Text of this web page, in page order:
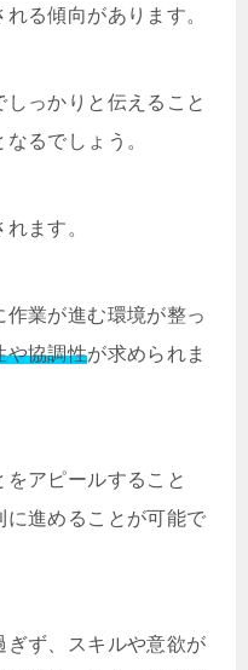
る傾向があります。
っかりと伝えること
るでしょう。
ます。
作業が進む環境が整っ
や協調性が求められま
アピールすること
に進めることが可能で
ず、スキルや意欲が